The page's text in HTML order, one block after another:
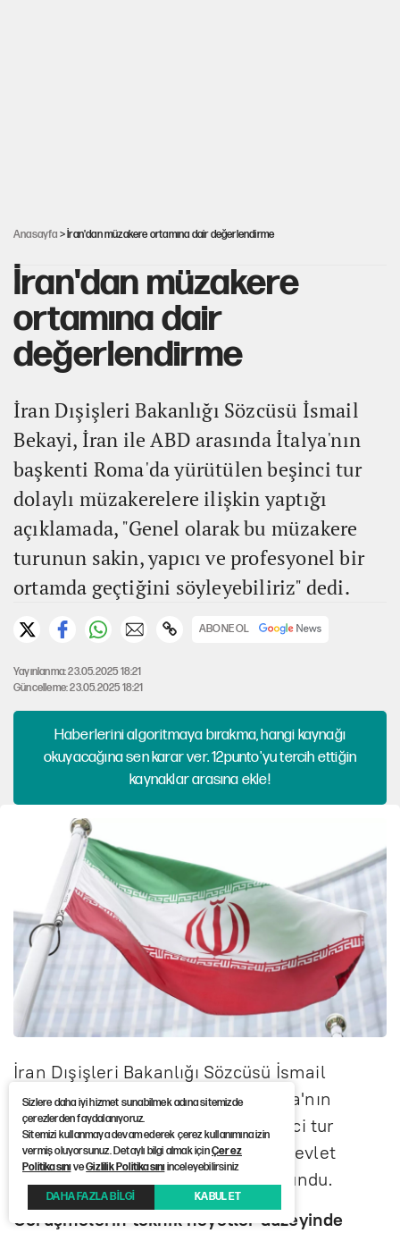
Anasayfa > İran'dan müzakere ortamına dair değerlendirme
İran'dan müzakere
ortamına dair
değerlendirme
İran Dışişleri Bakanlığı Sözcüsü İsmail
Bekayi, İran ile ABD arasında İtalya'nın
başkenti Roma'da yürütülen beşinci tur
dolaylı müzakerelere ilişkin yaptığı
açıklamada, "Genel olarak bu müzakere
turunun sakin, yapıcı ve profesyonel bir
ortamda geçtiğini söyleyebiliriz" dedi.
ABONE OL
Yayınlanma: 23.05.2025 18:21
Güncelleme: 23.05.2025 18:21
Haberlerini algoritmaya bırakma, hangi kaynağı
okuyacağına sen karar ver. 12punto'yu tercih ettiğin
kaynaklar arasına ekle!
İran Dışişleri Bakanlığı Sözcüsü İsmail
Bekayi, İran ile ABD arasında İtalya'nın
başkenti Roma'da yürütülen beşinci tur
dolaylı müzakerelere ilişkin İran Devlet
Televizyonu'na açıklamalarda bulundu.
Görüşmelerin teknik heyetler düzeyinde
Sizlere daha iyi hizmet sunabilmek adına sitemizde
çerezlerden faydalanıyoruz.
Sitemizi kullanmaya devam ederek çerez kullanımına izin
vermiş oluyorsunuz. Detaylı bilgi almak içinÇerez
PolitikasınıveGizlilik Politikasınıinceleyebilirsiniz
DAHA FAZLA BİLGİ KABUL ET